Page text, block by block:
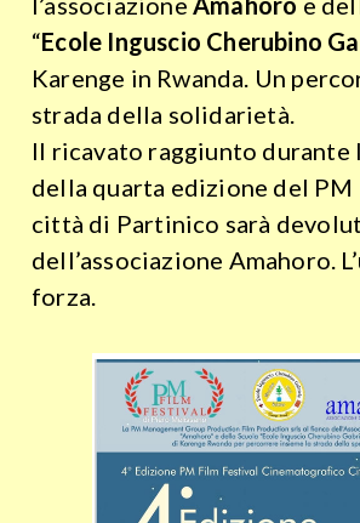
“Ecole Inguscio Cherubino
Karenge in Rwanda. Un
strada della solidarietà.
Il ricavato raggiunto durante
della quarta edizione del PM
città di Partinico sarà
dell’associazione Amahoro.
forza.